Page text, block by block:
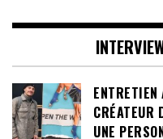
ENTRETIEN
CRÉATEUR
UNE